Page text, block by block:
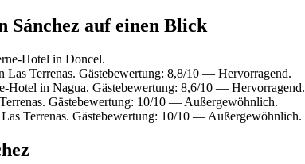
Sánchez auf einen Blick
Hotel in Doncel.
Terrenas. Gästebewertung: 8,8/10 — Hervorragend.
Hotel in Nagua. Gästebewertung: 8,6/10 — Hervorragend.
Gästebewertung: 10/10 — Außergewöhnlich.
Terrenas. Gästebewertung: 10/10 — Außergewöhnlich.